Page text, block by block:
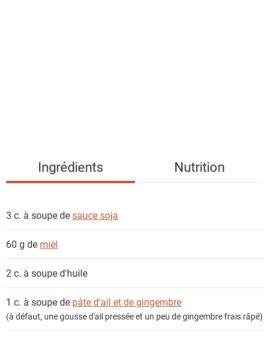
i
t
Ingrédients Nutrition
3 c. à soupe desauce soja
60 g de miel
2 c. à souped'huile
1 c. à soupe de pâte d'ail et de gingembre
(à défaut, une gousse d'ail pressée et un peu de gingembre frais râpé)